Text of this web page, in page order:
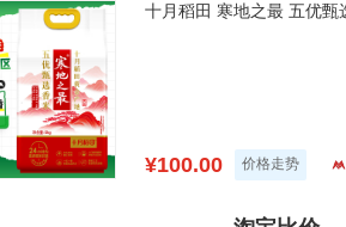
十月稻田 寒地之最 五优甄
¥100.00 价格走势